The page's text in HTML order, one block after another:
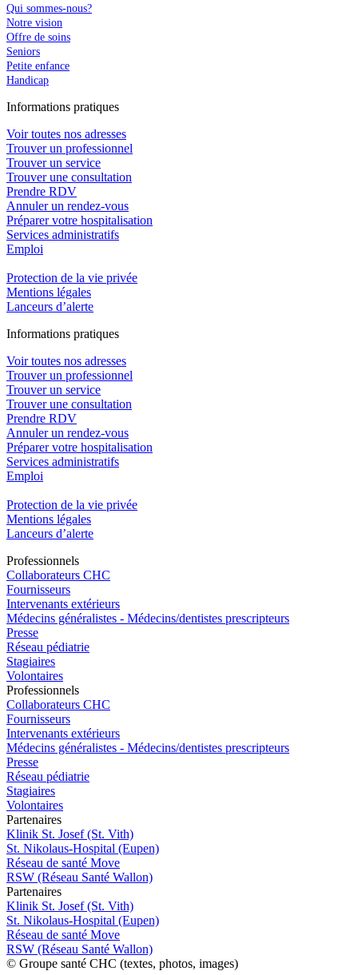
Qui sommes-nous?
Notre vision
Offre de soins
Seniors
Petite enfance
Handicap
Informations pratiques
Voir toutes nos adresses
Trouver un professionnel
Trouver un service
Trouver une consultation
Prendre RDV
Annuler un rendez-vous
Préparer votre hospitalisation
Services administratifs
Emploi​
Protection de la vie privée
Mentions légales
Lanceurs d’alerte
Informations pratiques
Voir toutes nos adresses
Trouver un professionnel
Trouver un service
Trouver une consultation
Prendre RDV
Annuler un rendez-vous
Préparer votre hospitalisation
Services administratifs
Emploi​
Protection de la vie privée
Mentions légales
Lanceurs d’alerte
Professionnels
Collaborateurs CHC
Fournisseurs
Intervenants extérieurs
Médecins généralistes - Médecins/dentistes prescripteurs
Presse
Réseau pédiatrie
Stagiaires
Volontaires
Professionnels
Collaborateurs CHC
Fournisseurs
Intervenants extérieurs
Médecins généralistes - Médecins/dentistes prescripteurs
Presse
Réseau pédiatrie
Stagiaires
Volontaires
Partenaires
Klinik St. Josef (St. Vith)
St. Nikolaus-Hospital (Eupen)
Réseau de santé Move
RSW (Réseau Santé Wallon)
Partenaires
Klinik St. Josef (St. Vith)
St. Nikolaus-Hospital (Eupen)
Réseau de santé Move
RSW (Réseau Santé Wallon)
© Groupe santé CHC (textes, photos, images)